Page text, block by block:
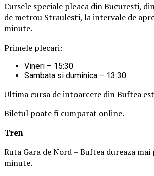
Cursele speciale pleaca din Bucuresti,
de metrou Straulesti, la intervale de
minute.
Primele plecari:
Vineri – 15:30
Sambata si duminica – 13:30
Ultima cursa de intoarcere din Buftea
Biletul poate fi cumparat online.
Tren
Ruta Gara de Nord – Buftea dureaza
minute.